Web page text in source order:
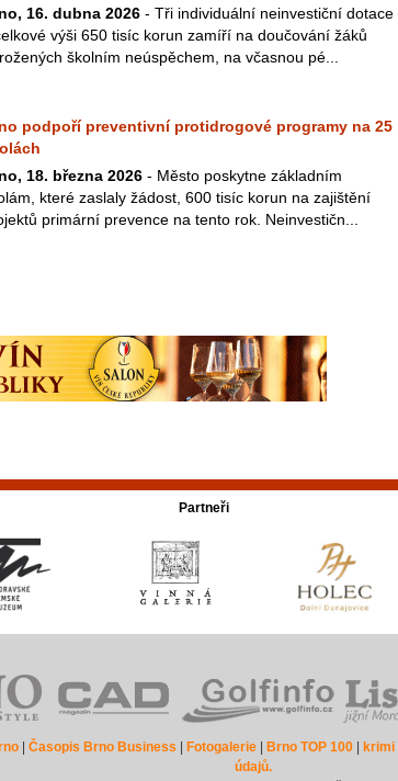
16. dubna 2026 - Tři individuální neinvestiční dotace
výši 650 tisíc korun zamíří na doučování žáků
školním neúspěchem, na včasnou pé...
podpoří preventivní protidrogové programy na 25
18. března 2026 - Město poskytne základním
které zaslaly žádost, 600 tisíc korun na zajištění
primární prevence na tento rok. Neinvestičn...
Partneři
| Časopis Brno Business Fotogalerie| Brno TOP 100| krimi|
údajů.